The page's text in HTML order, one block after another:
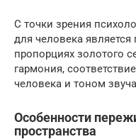
С точки зрения
для человека
пропорциях золотого
гармония,
человека и тоном
Особенности
пространства